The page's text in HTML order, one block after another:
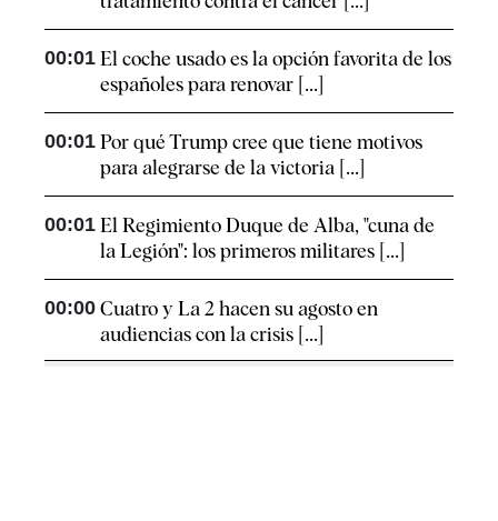
00:01 El coche usado es la opción favorita de los
españoles para renovar [...]
00:01 Por qué Trump cree que tiene motivos
para alegrarse de la victoria [...]
00:01 El Regimiento Duque de Alba, "cuna de
la Legión": los primeros militares [...]
00:00 Cuatro y La 2 hacen su agosto en
audiencias con la crisis [...]